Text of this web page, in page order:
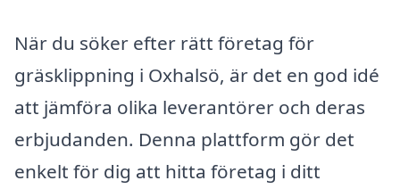
När du söker efter rätt företag för
gräsklippning i Oxhalsö, är det en god idé
att jämföra olika leverantörer och deras
erbjudanden. Denna plattform gör det
enkelt för dig att hitta företag i ditt